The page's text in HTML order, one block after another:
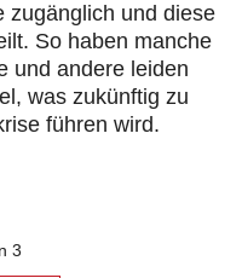
zugänglich und diese
So haben manche
und andere leiden
was zukünftig zu
führen wird.
3